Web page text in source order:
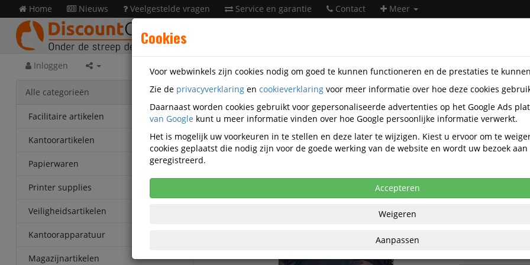
Home Nieuws Veelgestelde vragen Service en garantie Contact Meer
Inloggen
Alle categorieën
Facilitaire artikelen
Kantoorartikelen
Papierwaren
Printer supplies
Veiligheidsartikelen
Kantoorapparatuur
Magazijnartikelen
Accessoires Schoolartikelen Rugzakken Beckmann KTC-BE-
Schooltas Beckmann 30L Sport Junior, Blue
Korting vanaf aankoop 2 eenheden, zie prijsoverzicht
Vanaf € 94,04 excl. BTW bij aankoop van minimaal 2
Cookies
Voor webwinkels zijn cookies nodig om goed te kunnen functioneren en de prestaties te
Zie de privacyverklaring en cookieverklaring voor meer informatie over hoe deze cookies
Daarnaast worden cookies gebruikt voor gepersonaliseerde advertenties op het Google Ads
van Google kunt u meer informatie vinden over hoe Google persoonlijke informatie verwerkt.
Het is mogelijk uw voorkeuren in te stellen en deze later te wijzigen. Kiest u ervoor om te
cookies geplaatst die nodig zijn voor de goede werking van de website en wordt uw bezoek
geregistreerd.
Accepteren
Weigeren
Aanpassen